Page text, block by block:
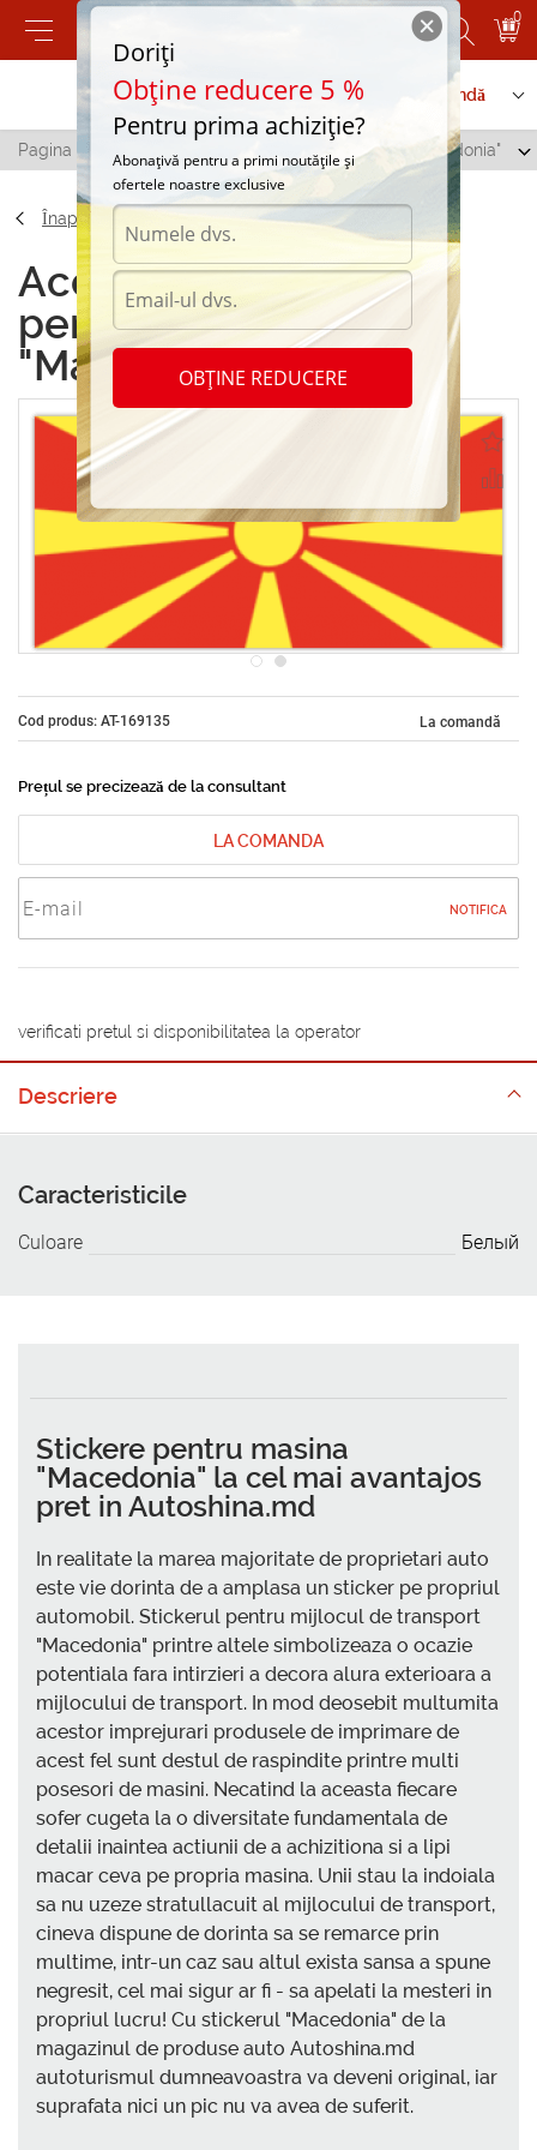
0
Contactați-ne Serviciu de comandă
Pagina principală Abtibilduri pentru automobil "Macedonia"
Înapoi
Accesorii Abtibilduri
pentru automobil
"Macedonia"
Cod produs: AT-169135 La comandă
Prețul se precizează de la consultant
LA COMANDA
NOTIFICA
verificati pretul si disponibilitatea la operator
Descriere
Caracteristicile
Culoare Белый
Stickere pentru masina
"Macedonia" la cel mai avantajos
pret in Autoshina.md
In realitate la marea majoritate de proprietari auto
este vie dorinta de a amplasa un sticker pe propriul
automobil. Stickerul pentru mijlocul de transport
"Macedonia" printre altele simbolizeaza o ocazie
potentiala fara intirzieri a decora alura exterioara a
mijlocului de transport. In mod deosebit multumita
acestor imprejurari produsele de imprimare de
acest fel sunt destul de raspindite printre multi
posesori de masini. Necatind la aceasta fiecare
sofer cugeta la o diversitate fundamentala de
detalii inaintea actiunii de a achizitiona si a lipi
macar ceva pe propria masina. Unii stau la indoiala
sa nu uzeze stratullacuit al mijlocului de transport,
cineva dispune de dorinta sa se remarce prin
multime, intr-un caz sau altul exista sansa a spune
negresit, cel mai sigur ar fi - sa apelati la mesteri in
propriul lucru! Cu stickerul "Macedonia" de la
magazinul de produse auto Autoshina.md
autoturismul dumneavoastra va deveni original, iar
suprafata nici un pic nu va avea de suferit.
Doriți
Obține reducere 5 %
Pentru prima achiziție?
Abonațivă pentru a primi noutățile și
ofertele noastre exclusive
OBȚINE REDUCERE